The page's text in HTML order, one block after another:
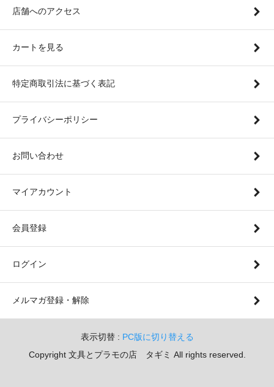
店舗へのアクセス
カートを見る
特定商取引法に基づく表記
プライバシーポリシー
お問い合わせ
マイアカウント
会員登録
ログイン
メルマガ登録・解除
表示切替 : PC版に切り替える
Copyright 文具とプラモの店 タギミ All rights reserved.